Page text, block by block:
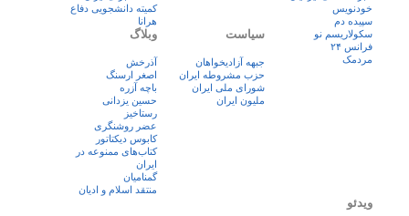
خودنویس
سپیده دم
سکولاریسم نو
فرانس ۲۴
مردمک
کمیته دانشجویی دفاع
هرانا
سیاست
جبهه آزادیخواهان
حزب مشروطه ایران
شورای ملی ایران
ملیون ایران
وبلاگ
آذرخش
اصغر ارسنگ
باچه آزره
حسین یزدانی
رستاخیز
عضر روشنگری
کابوس دیکتاتور
کتاب‌های ممنوعه در
ایران
گمنامیان
منتقد اسلام و ادیان
ویدئو